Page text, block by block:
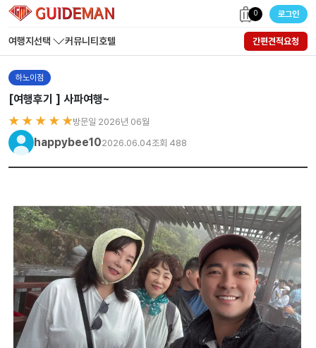
0 로그인
여행지선택 커뮤니티 호텔 간편견적요청
하노이점
[여행후기 ] 사파여행~
★ ★ ★ ★ ★방문일 2026년 06월
happybee102026.06.04조회 488